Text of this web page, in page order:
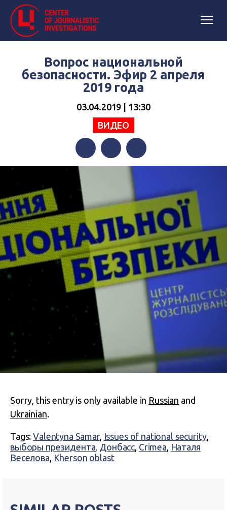
Вопрос национальной
безопасности. Эфир 2 апреля
2019 года
03.04.2019 | 13:30
ВИДЕО
FacebookTwitterTelegram
Sorry, this entry is only available in Russian and
Ukrainian.
Tags:Valentyna Samar, Issues of national security,
выборы президента, Донбасс, Crimea, Наталя
Веселова, Kherson oblast